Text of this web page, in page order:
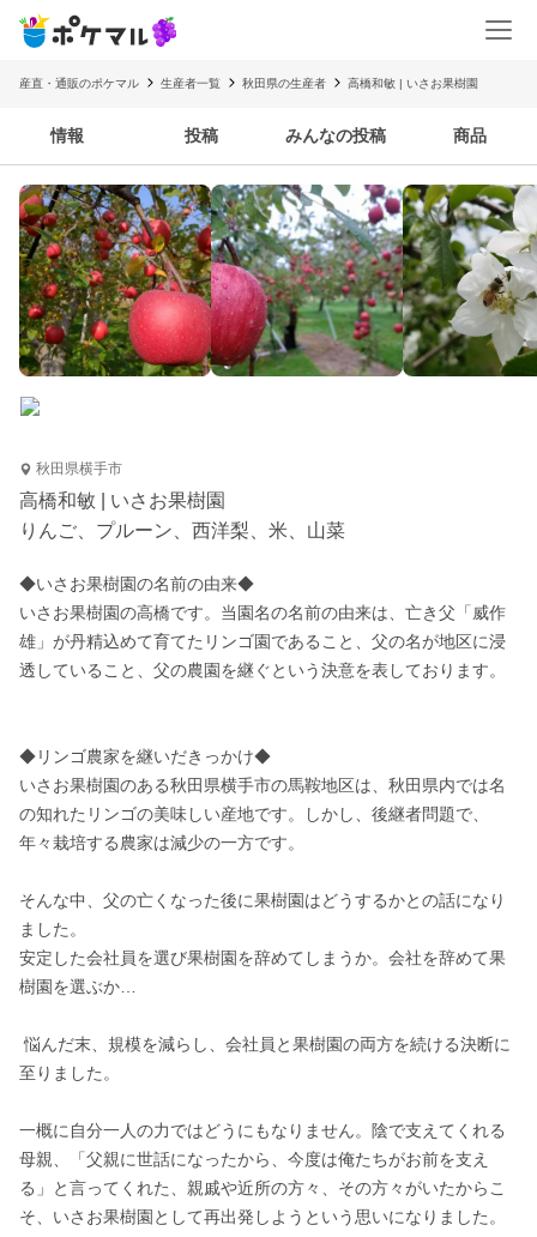
産直・通販のポケマル 生産者一覧 秋田県の生産者 高橋和敏 | いさお果樹園
情報 投稿 みんなの投稿 商品
秋田県横手市
高橋和敏 | いさお果樹園
りんご、プルーン、西洋梨、米、山菜
◆いさお果樹園の名前の由来◆
いさお果樹園の高橋です。当園名の名前の由来は、亡き父「威作
雄」が丹精込めて育てたリンゴ園であること、父の名が地区に浸
透していること、父の農園を継ぐという決意を表しております。
◆リンゴ農家を継いだきっかけ◆
いさお果樹園のある秋田県横手市の馬鞍地区は、秋田県内では名
の知れたリンゴの美味しい産地です。しかし、後継者問題で、
年々栽培する農家は減少の一方です。
そんな中、父の亡くなった後に果樹園はどうするかとの話になり
ました。
安定した会社員を選び果樹園を辞めてしまうか。会社を辞めて果
樹園を選ぶか…
悩んだ末、規模を減らし、会社員と果樹園の両方を続ける決断に
至りました。
一概に自分一人の力ではどうにもなりません。陰で支えてくれる
母親、「父親に世話になったから、今度は俺たちがお前を支え
る」と言ってくれた、親戚や近所の方々、その方々がいたからこ
そ、いさお果樹園として再出発しようという思いになりました。